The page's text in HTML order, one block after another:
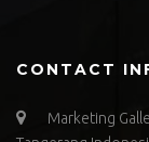
CONTACT
Marketing